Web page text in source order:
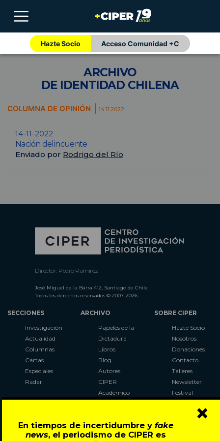
En tiempos de incertidumbre y fake
news, el periodismo de CIPER es
×
Hazte Socio Acceso Comunidad +C
ARCHIVO
DE IDENTIDAD CHILENA
COLUMNA DE OPINIÓN 14.11.2022
14-11-2022
Nación delincuente
Enviado por Rodrigo del Río
Director: Pedro Ramírez
José Miguel de la Barra 412, Santiago de Chile
Todos los derechos reservados © 2007-2026
SECCIONES
Investigación
Actualidad
Columnas
Cartas
Especiales
Radar
ARCHIVO
Papeles de la
Dictadura
Libros
Blog
Autores
CIPER
Académico
Al Plebiscito
con CIPER
SOBRE CIPER
Hazte Socio
Nosotros
Donaciones
Contacto
Talleres
Newsletter
Festival